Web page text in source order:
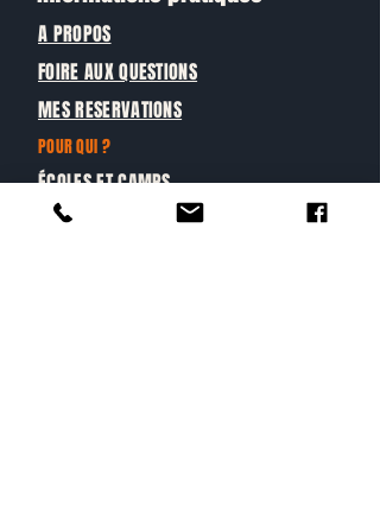
A PROPOS
FOIRE AUX QUESTIONS
MES RESERVATIONS
POUR QUI ?
ÉCOLES ET CAMPS
GROUPES PRIVÉS & ENTREPRISES